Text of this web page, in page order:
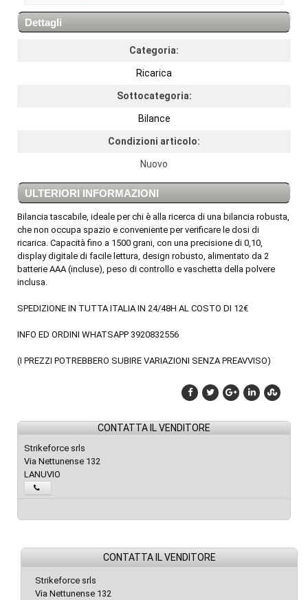
Dettagli
Categoria:
Ricarica
Sottocategoria:
Bilance
Condizioni articolo:
Nuovo
ULTERIORI INFORMAZIONI
Bilancia tascabile, ideale per chi è alla ricerca di una bilancia robusta,
che non occupa spazio e conveniente per verificare le dosi di
ricarica. Capacità fino a 1500 grani, con una precisione di 0,10,
display digitale di facile lettura, design robusto, alimentato da 2
batterie AAA (incluse), peso di controllo e vaschetta della polvere
inclusa.
SPEDIZIONE IN TUTTA ITALIA IN 24/48H AL COSTO DI 12€
INFO ED ORDINI WHATSAPP 3920832556
(I PREZZI POTREBBERO SUBIRE VARIAZIONI SENZA PREAVVISO)
CONTATTA IL VENDITORE
Strikeforce srls
Via Nettunense 132
LANUVIO
CONTATTA IL VENDITORE
Strikeforce srls
Via Nettunense 132